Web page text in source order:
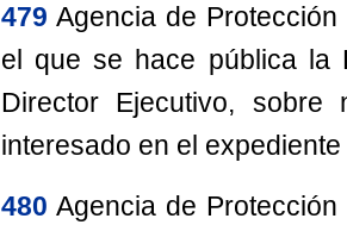
479 Agencia de
el que se hace pública la
Director Ejecutivo,
interesado en el expediente
480 Agencia de